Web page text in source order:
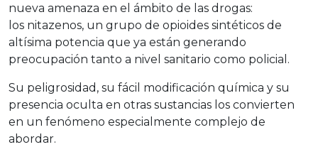
nueva amenaza en el ámbito de las drogas:
los nitazenos, un grupo de opioides sintéticos de
altísima potencia que ya están generando
preocupación tanto a nivel sanitario como policial.
Su peligrosidad, su fácil modificación química y su
presencia oculta en otras sustancias los convierten
en un fenómeno especialmente complejo de
abordar.